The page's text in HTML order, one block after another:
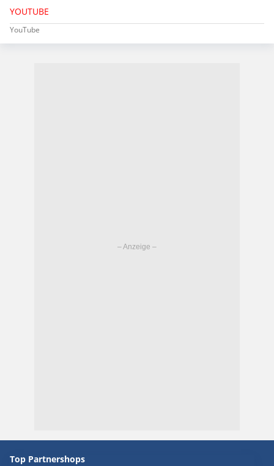
YOUTUBE
YouTube
Top Partnershops